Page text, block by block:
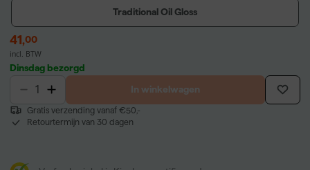
Traditional Oil Gloss
41,00
incl. BTW
Dinsdag bezorgd
In winkelwagen
Gratis verzending vanaf €50,-
Retourtermijn van 30 dagen